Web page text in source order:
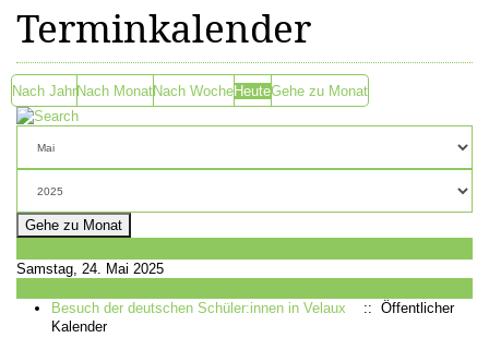
Terminkalender
Nach JahrNach MonatNach WocheHeuteGehe zu Monat
Gehe zu Monat
Samstag, 24. Mai 2025
Besuch der deutschen Schüler:innen in Velaux
:: Öffentlicher
Kalender